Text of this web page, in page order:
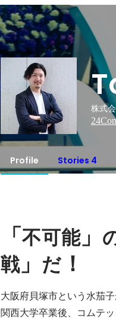
株式
24
Profile Stories 4
「不可能」
戦」 だ！
大阪府貝塚市という水茄子
関西大学卒業後、コムテ